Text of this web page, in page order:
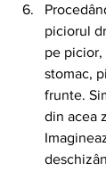
piciorul
pe picior,
stomac,
frunte.
din acea